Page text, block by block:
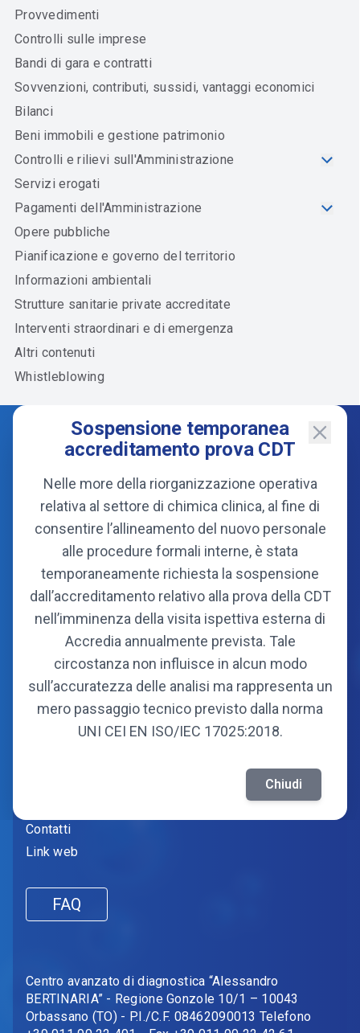
Provvedimenti
Controlli sulle imprese
Bandi di gara e contratti
Sovvenzioni, contributi, sussidi, vantaggi economici
Bilanci
Beni immobili e gestione patrimonio
Controlli e rilievi sull'Amministrazione
Servizi erogati
Pagamenti dell'Amministrazione
Opere pubbliche
Pianificazione e governo del territorio
Informazioni ambientali
Strutture sanitarie private accreditate
Interventi straordinari e di emergenza
Altri contenuti
Whistleblowing
Sospensione temporanea
accreditamento prova CDT
Nelle more della riorganizzazione operativa
relativa al settore di chimica clinica, al fine di
consentire l’allineamento del nuovo personale
alle procedure formali interne, è stata
temporaneamente richiesta la sospensione
dall’accreditamento relativo alla prova della CDT
nell’imminenza della visita ispettiva esterna di
Accredia annualmente prevista. Tale
circostanza non influisce in alcun modo
sull’accuratezza delle analisi ma rappresenta un
mero passaggio tecnico previsto dalla norma
UNI CEI EN ISO/IEC 17025:2018.
Chiudi
Consorzio
Statuto
Soci fondatori
Soci attuali
Contatti
Link web
FAQ
Centro avanzato di diagnostica “Alessandro
BERTINARIA” - Regione Gonzole 10/1 – 10043
Orbassano (TO) - P.I./C.F. 08462090013 Telefono